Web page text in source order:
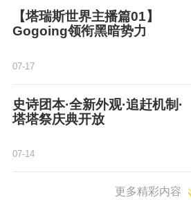
【塔瑞斯世界主播篇01】
Gogoing领衔黑暗势力
07-17
史诗团本·全新外观·追赶机制·
塔塔祭庆典开放
07-14
更多精彩内容